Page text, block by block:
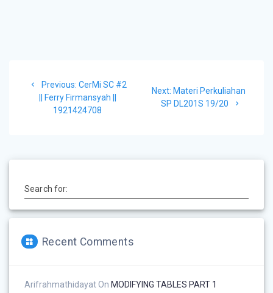
navigation
Previous: Previous
post:
CerMi SC #2
|| Ferry Firmansyah ||
1921424708
Next: Next
post:
Materi Perkuliahan
SP DL201S 19/20
Search for:
Recent Comments
ArifrahmathidayatOn MODIFYING TABLES PART 1